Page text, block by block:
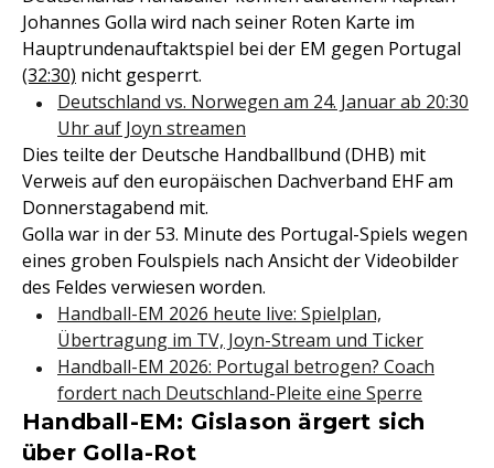
Johannes Golla wird nach seiner Roten Karte im
Hauptrundenauftaktspiel bei der EM gegen Portugal
(32:30) nicht gesperrt.
Deutschland vs. Norwegen am 24. Januar ab 20:30
Uhr auf Joyn streamen
Dies teilte der Deutsche Handballbund (DHB) mit
Verweis auf den europäischen Dachverband EHF am
Donnerstagabend mit.
Golla war in der 53. Minute des Portugal-Spiels wegen
eines groben Foulspiels nach Ansicht der Videobilder
des Feldes verwiesen worden.
Handball-EM 2026 heute live: Spielplan,
Übertragung im TV, Joyn-Stream und Ticker
Handball-EM 2026: Portugal betrogen? Coach
fordert nach Deutschland-Pleite eine Sperre
Handball-EM: Gislason ärgert sich
über Golla-Rot